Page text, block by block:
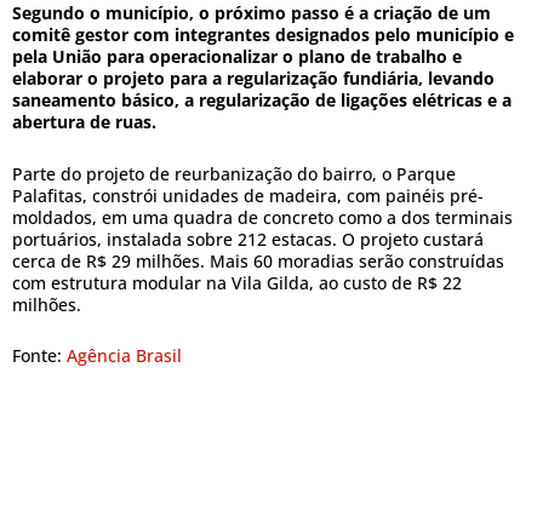
Segundo o município, o próximo passo é a criação de um
comitê gestor com integrantes designados pelo município e
pela União para operacionalizar o plano de trabalho e
elaborar o projeto para a regularização fundiária, levando
saneamento básico, a regularização de ligações elétricas e a
abertura de ruas.
Parte do projeto de reurbanização do bairro, o Parque
Palafitas, constrói unidades de madeira, com painéis pré-
moldados, em uma quadra de concreto como a dos terminais
portuários, instalada sobre 212 estacas. O projeto custará
cerca de R$ 29 milhões. Mais 60 moradias serão construídas
com estrutura modular na Vila Gilda, ao custo de R$ 22
milhões.
Fonte: Agência Brasil